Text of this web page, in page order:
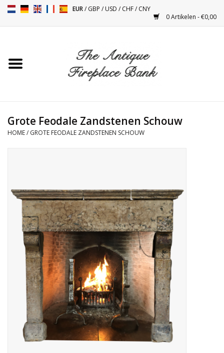
EUR/GBP /USD /CHF/CNY
0 Artikelen - €0,00
Toebehoren
Antiquiteiten en Vintage
Objecten
Decoratieve Outdoor
Objecten
Vloeren - Steen, Terra Cotta
& Marmer
Outlet
Grote Feodale Zandstenen Schouw
HOME/ GROTE FEODALE ZANDSTENEN SCHOUW